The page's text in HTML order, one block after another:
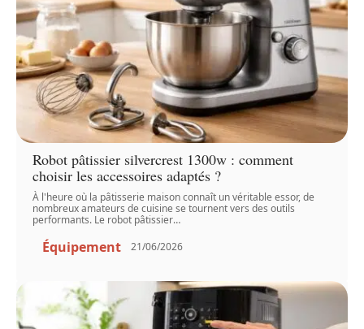
Robot pâtissier silvercrest 1300w : comment
choisir les accessoires adaptés ?
À l'heure où la pâtisserie maison connaît un véritable essor, de
nombreux amateurs de cuisine se tournent vers des outils
performants. Le robot pâtissier…
Équipement 21/06/2026